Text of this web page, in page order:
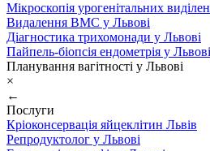
Мікроскопія урогенітальних
Видалення ВМС у Львові
Діагностика трихомонади у Львові
Пайпель-біопсія ендометрія у Львові
Планування вагітності у Львові
×
←
Послуги
Кріоконсервація яйцеклітин Львів
Репродуктолог у Львові